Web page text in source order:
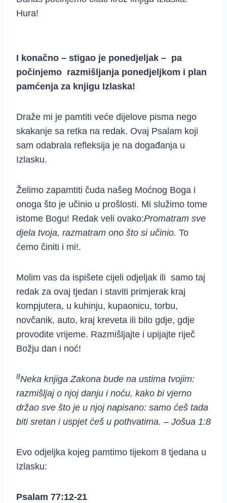
Hura!
I konačno – stigao je ponedjeljak – pa
počinjemo razmišljanja ponedjeljkom i plan
pamćenja za knjigu Izlaska!
Draže mi je pamtiti veće dijelove pisma nego
skakanje sa retka na redak. Ovaj Psalam koji
sam odabrala refleksija je na događanja u
Izlasku.
Želimo zapamtiti čuda našeg Moćnog Boga i
onoga što je učinio u prošlosti. Mi služimo tome
istome Bogu! Redak veli ovako:Promatram sve
djela tvoja, razmatram ono što si učinio. To
ćemo činiti i mi!.
Molim vas da ispišete cijeli odjeljak ili samo taj
redak za ovaj tjedan i staviti primjerak kraj
kompjutera, u kuhinju, kupaonicu, torbu,
novčanik, auto, kraj kreveta ili bilo gdje, gdje
provodite vrijeme. Razmišljajte i upijajte riječ
Božju dan i noć!
8Neka knjiga Zakona bude na ustima tvojim:
razmišljaj o njoj danju i noću, kako bi vjerno
držao sve što je u njoj napisano: samo ćeš tada
biti sretan i uspjet ćeš u pothvatima. – Jošua 1:8
Evo odjeljka kojeg pamtimo tijekom 8 tjedana u
Izlasku:
Psalam 77:12-21